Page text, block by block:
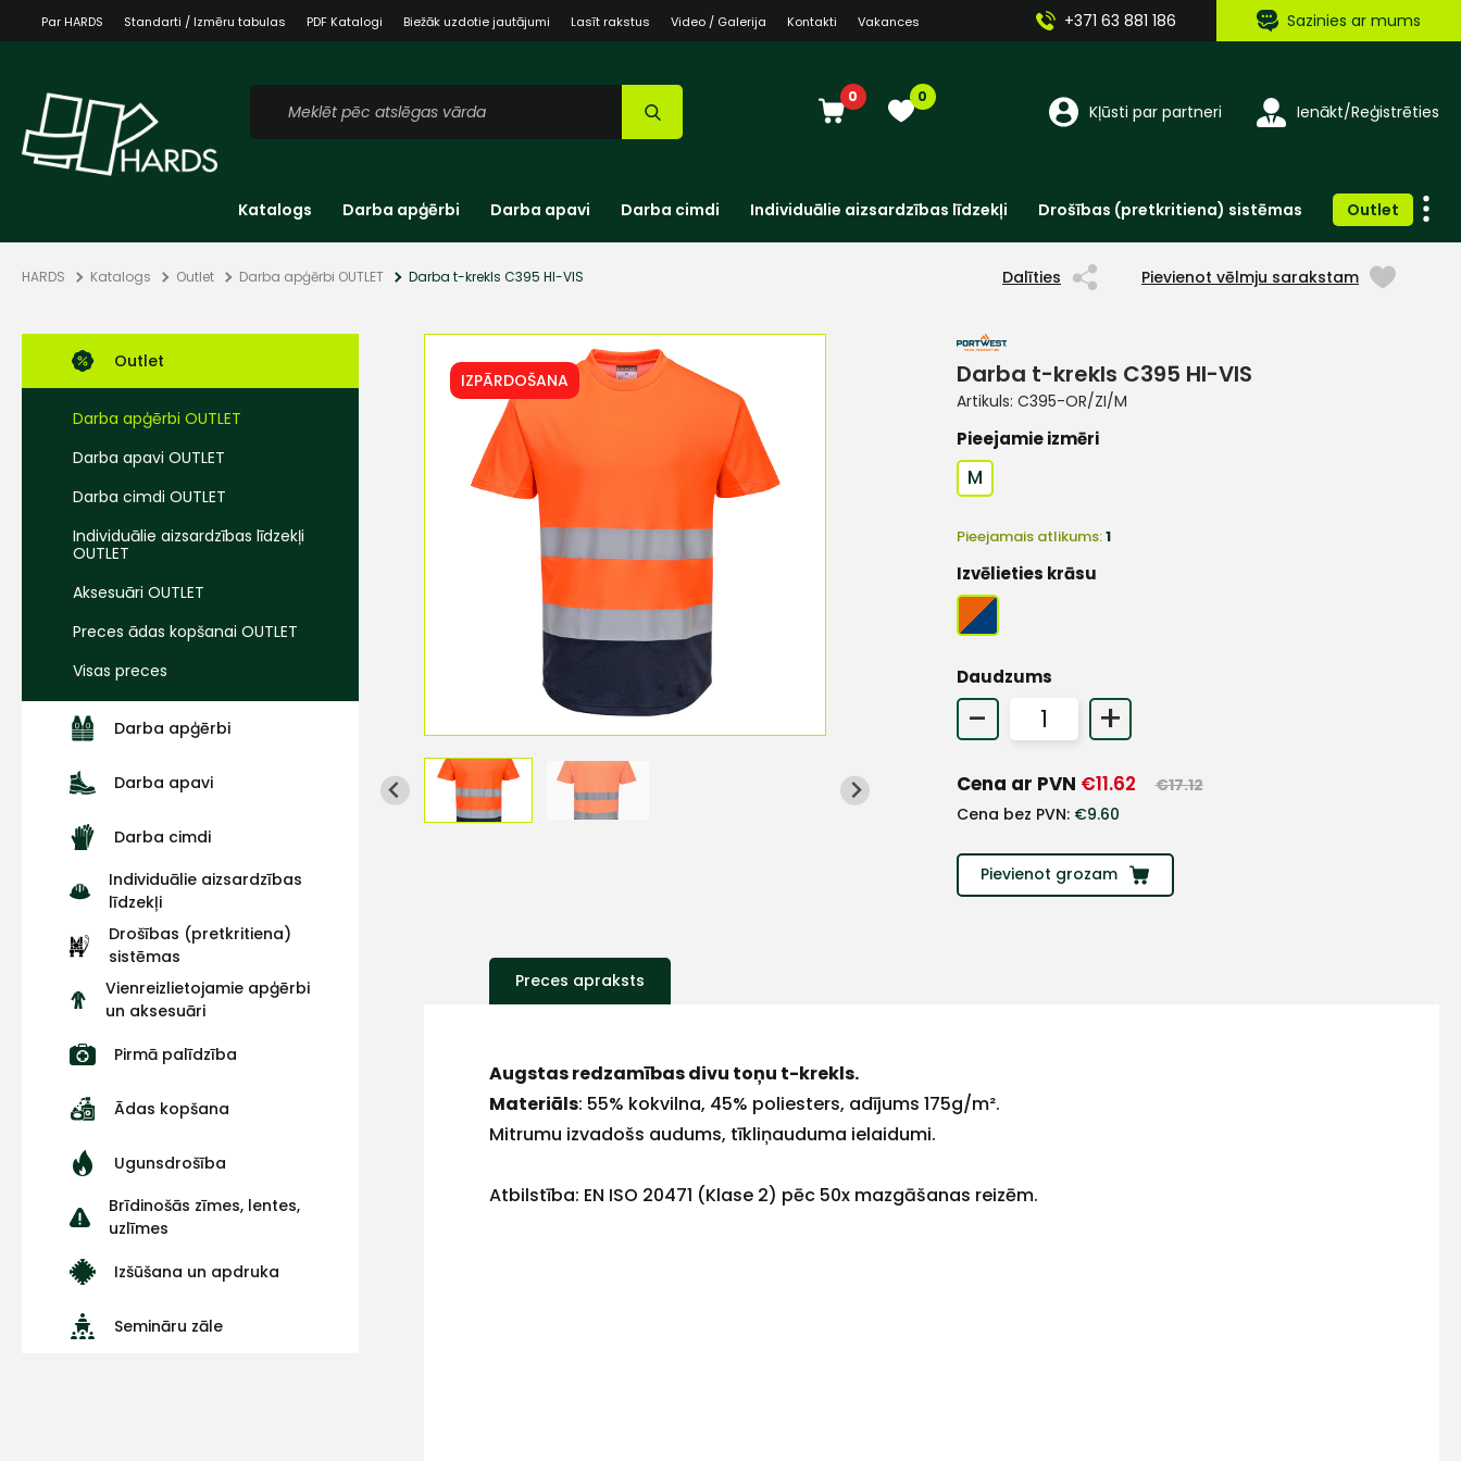
Par HARDS Standarti / Izmēru tabulas PDF Katalogi Biežāk uzdotie jautājumi Lasīt rakstus Video / Galerija Kontakti Vakances +371 63 881 186 Sazinies ar mums
0 0
Kļūsti par partneri Ienākt/Reģistrēties
Katalogs Darba apģērbi Darba apavi Darba cimdi Individuālie aizsardzības līdzekļi Drošības (pretkritiena) sistēmas Outlet
HARDS Katalogs Outlet Darba apģērbi OUTLET Darba t-krekls C395 HI-VIS Dalīties Pievienot vēlmju sarakstam
Outlet
Darba apģērbi OUTLET
Darba apavi OUTLET
Darba cimdi OUTLET
Individuālie aizsardzības līdzekļi
OUTLET
Aksesuāri OUTLET
Preces ādas kopšanai OUTLET
Visas preces
Darba apģērbi
Darba apavi
Darba cimdi
Individuālie aizsardzības
līdzekļi
Drošības (pretkritiena)
sistēmas
Vienreizlietojamie apģērbi
un aksesuāri
Pirmā palīdzība
Ādas kopšana
Ugunsdrošība
Brīdinošās zīmes, lentes,
uzlīmes
Izšūšana un apdruka
Semināru zāle
IZPĀRDOŠANA Darba t-krekls C395 HI-VIS
Artikuls: C395-OR/ZI/M
Pieejamie izmēri
M
Pieejamais atlikums:1
Izvēlieties krāsu
Daudzums
- +
Cena ar PVN €11.62 €17.12
Cena bez PVN: €9.60
Pievienot grozam
Preces apraksts
Augstas redzamības divu toņu t-krekls.
Materiāls: 55% kokvilna, 45% poliesters, adījums 175g/m².
Mitrumu izvadošs audums, tīkliņauduma ielaidumi.
Atbilstība: EN ISO 20471 (Klase 2) pēc 50x mazgāšanas reizēm.
+